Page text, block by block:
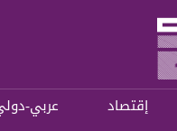
إقتصاد عربي-